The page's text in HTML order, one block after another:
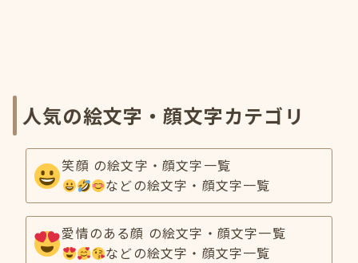
人気の絵文字・顔文字カテゴリ
笑顔 の絵文字・顔文字一覧
などの絵文字・顔文字一覧
愛情のある顔 の絵文字・顔文字一覧
などの絵文字・顔文字一覧